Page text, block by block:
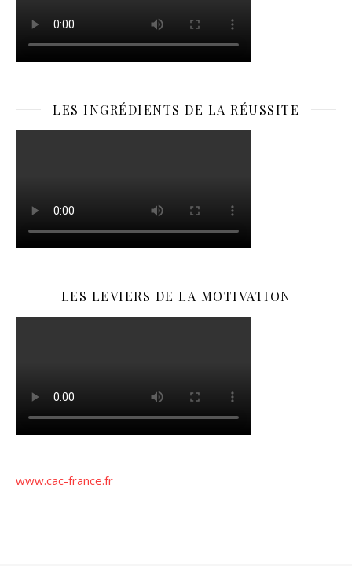
LES INGRÉDIENTS DE LA RÉUSSITE
LES LEVIERS DE LA MOTIVATION
www.cac-france.fr